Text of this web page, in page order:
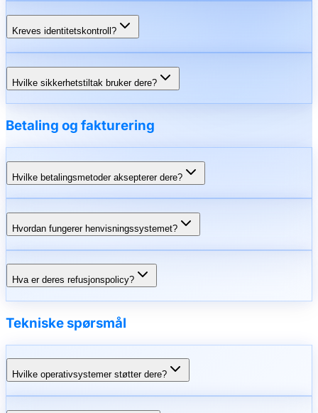
Kreves identitetskontroll?
Hvilke sikkerhetstiltak bruker dere?
Betaling og fakturering
Hvilke betalingsmetoder aksepterer dere?
Hvordan fungerer henvisningssystemet?
Hva er deres refusjonspolicy?
Tekniske spørsmål
Hvilke operativsystemer støtter dere?